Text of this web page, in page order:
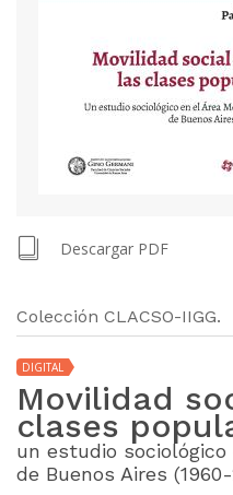
Descargar PDF
Colección CLACSO-IIGG.
DIGITAL
Movilidad
clases
un estudio
de Buenos Aires (1960-